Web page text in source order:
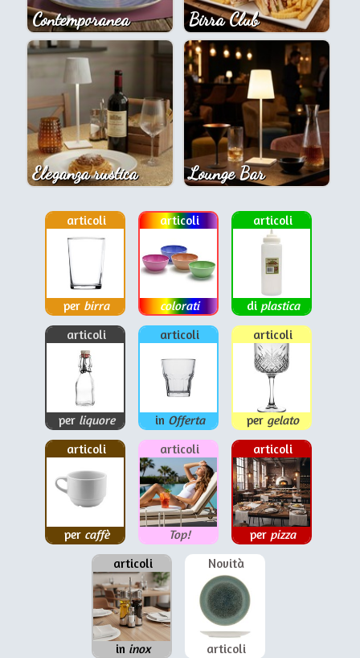
Contemporanea Birra Club
Eleganza rustica Lounge Bar
articoli
per birra
articoli
colorati
articoli
di plastica
articoli
per liquore
articoli
in Offerta
articoli
per gelato
articoli
per caffè
articoli
Top!
articoli
per pizza
articoli
in inox
Novità
articoli